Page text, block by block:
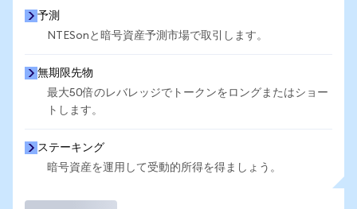
予測
NTESonと暗号資産予測市場で取引します。
無期限先物
最大50倍のレバレッジでトークンをロングまたはショー
トします。
ステーキング
暗号資産を運用して受動的所得を得ましょう。